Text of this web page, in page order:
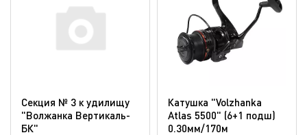
Секция № 3 к удилищу
"Волжанка Вертикаль-
БК"
Катушка "Volzhanka
Atlas 5500" (6+1 подш)
0.30мм/170м